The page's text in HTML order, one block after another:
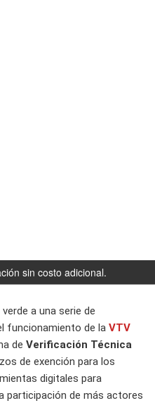
sin costo adicional.
a una serie de
funcionamiento de la VTV
de Verificación Técnica
de exención para los
digitales para
participación de más actores